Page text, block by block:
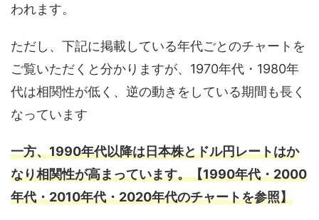
われます。
ただし、下記に掲載している年代ごとのチャートを
ご覧いただくと分かりますが、1970年代・1980年
代は相関性が低く、逆の動きをしている期間も長く
なっています
一方、1990年代以降は日本株とドル円レートはか
なり相関性が高まっています。【1990年代・2000
年代・2010年代・2020年代のチャートを参照】